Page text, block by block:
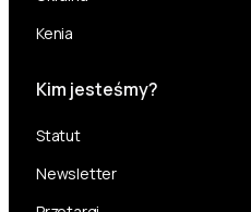
Kenia
Kim jesteśmy?
Statut
Newsletter